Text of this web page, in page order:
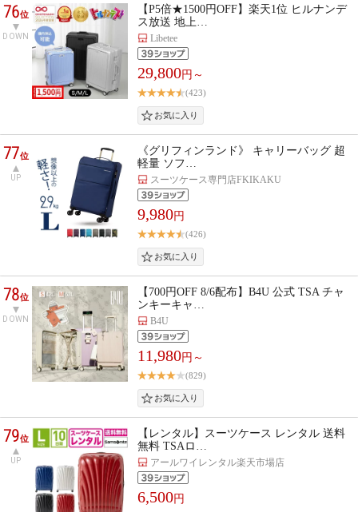
76位
DOWN
【P5倍★1500円OFF】楽天1位 ヒルナンデ
ス放送 地上…
Libetee
29,800円～
(423)
77位
UP
《グリフィンランド》 キャリーバッグ 超
軽量 ソフ…
スーツケース専門店FKIKAKU
9,980円
(426)
78位
DOWN
【700円OFF 8/6配布】B4U 公式 TSA チャ
ンキーキャ…
B4U
11,980円～
(829)
79位
UP
【レンタル】スーツケース レンタル 送料
無料 TSAロ…
アールワイレンタル楽天市場店
6,500円